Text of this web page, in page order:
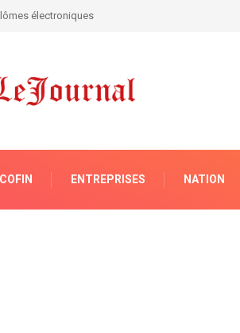
sur la table !
ENTREPRISES NATION